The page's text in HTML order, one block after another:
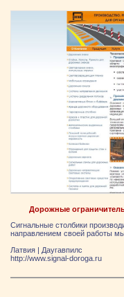
Дорожные
Сигнальные столбики
направлением своей работы
Латвия | Даугавпилс
http://www.signal-doroga.ru